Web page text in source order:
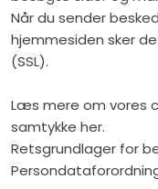
Når du sender
hjemmesiden sker
(SSL).
Læs mere om vores
samtykke her.
Retsgrundlager for